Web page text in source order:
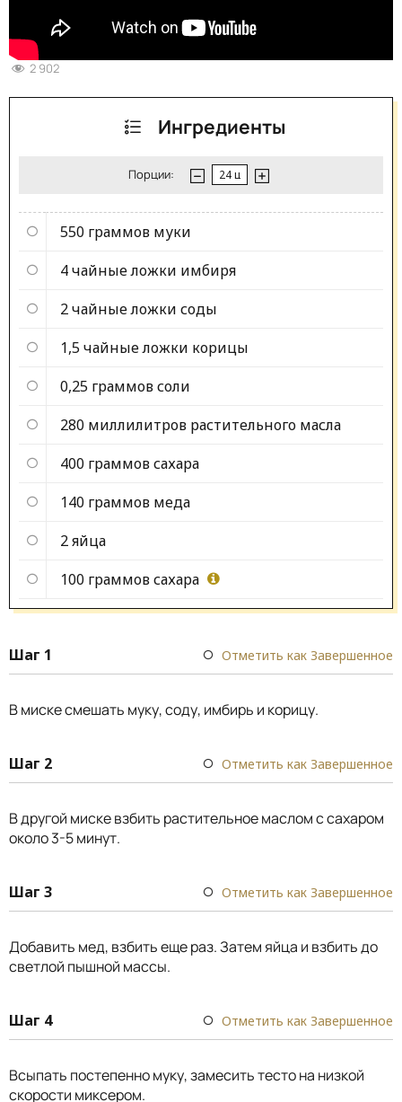
2 902
Ингредиенты
Порции:
550 граммов муки
4 чайные ложки имбиря
2 чайные ложки соды
1,5 чайные ложки корицы
0,25 граммовсоли
280 миллилитров растительного масла
400 граммовсахара
140 граммов меда
2яйца
100 граммовсахара
Шаг 1 Отметить как Завершенное
В миске смешать муку, соду, имбирь и корицу.
Шаг 2 Отметить как Завершенное
В другой миске взбить растительное маслом с сахаром
около 3-5 минут.
Шаг 3 Отметить как Завершенное
Добавить мед, взбить еще раз. Затем яйца и взбить до
светлой пышной массы.
Шаг 4 Отметить как Завершенное
Всыпать постепенно муку, замесить тесто на низкой
скорости миксером.